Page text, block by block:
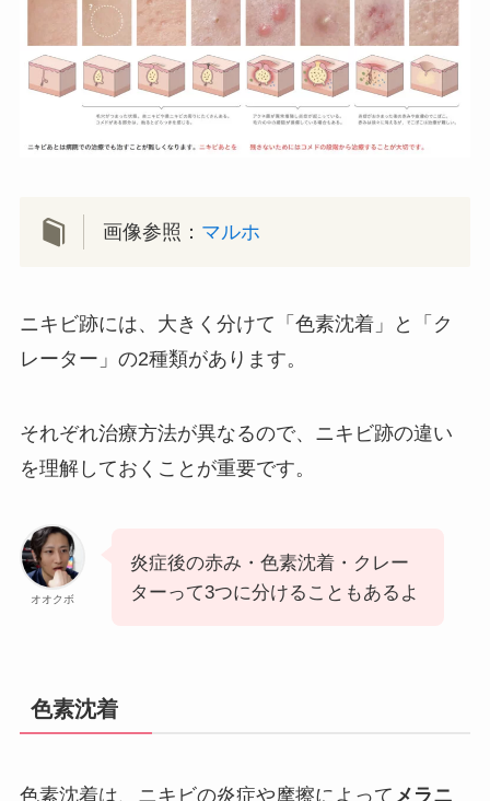
画像参照： マルホ
ニキビ跡には、大きく分けて「色素沈着」と「ク
レーター」の2種類があります。
それぞれ治療方法が異なるので、ニキビ跡の違い
を理解しておくことが重要です。
オオクボ
炎症後の赤み・色素沈着・クレー
ターって3つに分けることもあるよ
色素沈着
色素沈着は、ニキビの炎症や摩擦によって メラニ